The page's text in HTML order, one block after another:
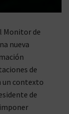
Monitor de
nueva
de
un contexto
de